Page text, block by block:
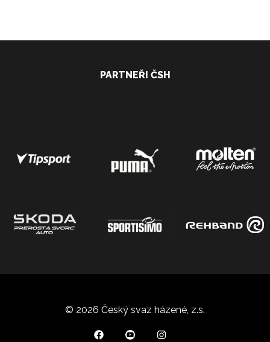
PARTNEŘI ČSH
© 2026 Český svaz házené, z.s.